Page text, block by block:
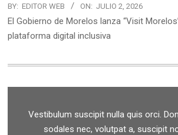
BY: EDITOR WEB ON: JULIO 2, 2026
El Gobierno de Morelos lanza “Visit
plataforma digital inclusiva
Vestibulum suscipit nulla quis orci.
sodales nec, volutpat a, suscipit